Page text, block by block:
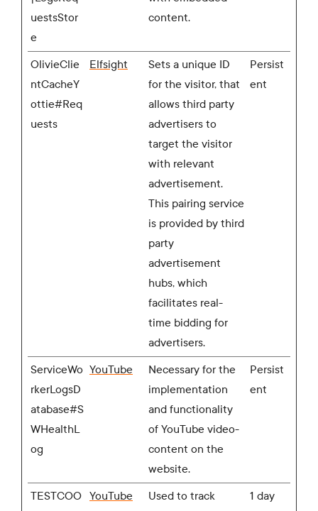
uestsStor
e
content.
OlivieClie
ntCacheY
ottie#Req
uests
Elfsight
Sets a unique ID
for the visitor, that
allows third party
advertisers to
target the visitor
with relevant
advertisement.
This pairing service
is provided by third
party
advertisement
hubs, which
facilitates real-
time bidding for
advertisers.
Persist
ent
ServiceWo
rkerLogsD
atabase#S
WHealthL
og
YouTube
Necessary for the
implementation
and functionality
of YouTube video-
content on the
website.
Persist
ent
TESTCOO YouTube
Used to track
1 day